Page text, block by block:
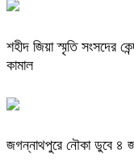
শহীদ জিয়া স্মৃতি সংসদের
কামাল
জগন্নাথপুরে নৌকা ডুবে ৪